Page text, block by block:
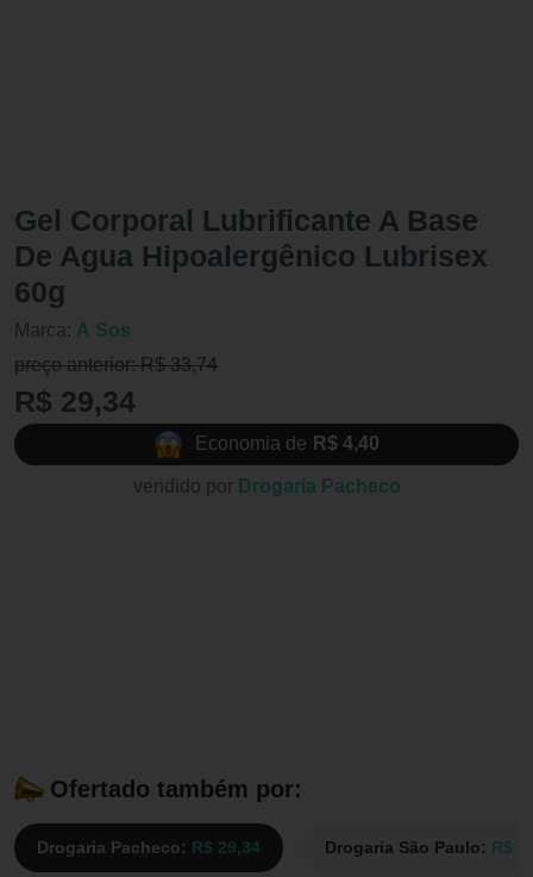
Gel Corporal Lubrificante A Base
De Agua Hipoalergênico Lubrisex
60g
Marca: A Sos
preço anterior: R$ 33,74
R$ 29,34
Economia de R$ 4,40
vendido por Drogaria Pacheco
Ofertado também por:
Drogaria Pacheco: R$ 29,34 Drogaria São Paulo: R$